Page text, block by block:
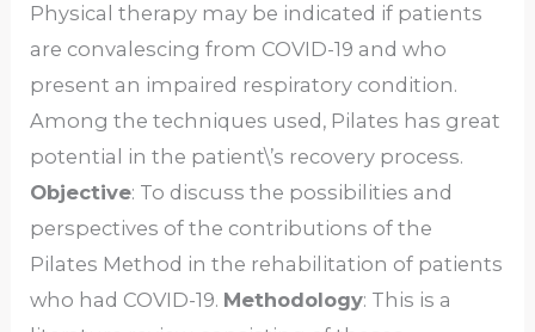
Physical therapy may be indicated if patients
are convalescing from COVID-19 and who
present an impaired respiratory condition.
Among the techniques used, Pilates has great
potential in the patient\’s recovery process.
Objective: To discuss the possibilities and
perspectives of the contributions of the
Pilates Method in the rehabilitation of patients
who had COVID-19. Methodology: This is a